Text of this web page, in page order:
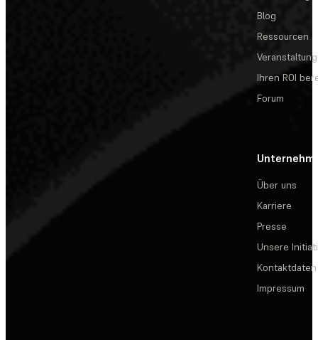
Blog
Ressourcen
Ihren ROI
Forum
Über uns
Karriere
Presse
Unsere
Kontaktdaten
Impressum